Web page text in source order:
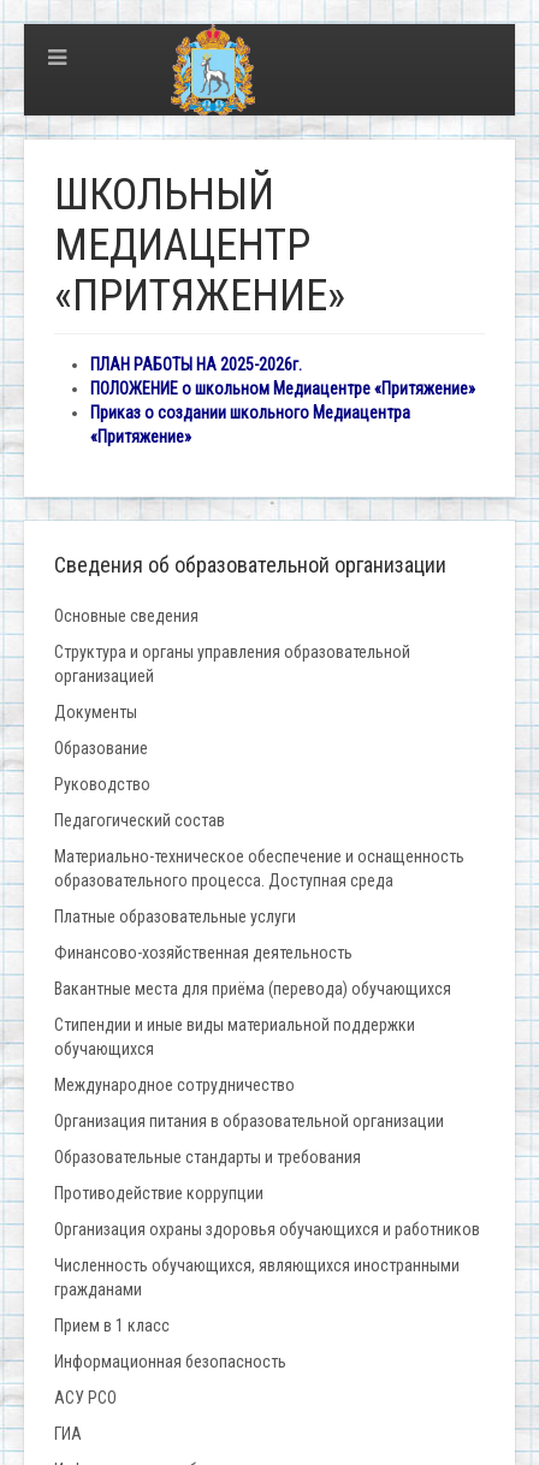
ШКОЛЬНЫЙ
МЕДИАЦЕНТР
«ПРИТЯЖЕНИЕ»
ПЛАН РАБОТЫ НА 2025-2026г.
ПОЛОЖЕНИЕ о школьном Медиацентре «Притяжение»
Приказ о создании школьного Медиацентра
«Притяжение»
Сведения об образовательной организации
Основные сведения
Структура и органы управления образовательной
организацией
Документы
Образование
Руководство
Педагогический состав
Материально-техническое обеспечение и оснащенность
образовательного процесса. Доступная среда
Платные образовательные услуги
Финансово-хозяйственная деятельность
Вакантные места для приёма (перевода) обучающихся
Стипендии и иные виды материальной поддержки
обучающихся
Международное сотрудничество
Организация питания в образовательной организации
Образовательные стандарты и требования
Противодействие коррупции
Организация охраны здоровья обучающихся и работников
Численность обучающихся, являющихся иностранными
гражданами
Прием в 1 класс
Информационная безопасность
АСУ РСО
ГИА